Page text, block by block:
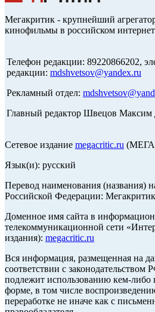
Мегакритик - крупнейший
кинофильмы в российском
Телефон редакции: 89220866202,
редакции: mdshvetsov@yandex.ru
Рекламный отдел:
Главный редактор Швецов Максим
Сетевое издание megacritic.ru
Язык(и): русский
Перевод наименования (названия)
Российской Федерации: Мегакритик
Доменное имя сайта в
телекоммуникационной сети
издания): megacritic.ru
Вся информация, размещенная на
соответствии с законодательством
подлежит использованию кем-либо
форме, в том числе
переработке не иначе как с